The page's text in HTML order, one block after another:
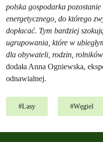
polska gospodarka
energetycznego, do którego
dopłacać. Tym bardziej
ugrupowania, które w
dla obywateli, rodzin,
dodała Anna Ogniewska,
odnawialnej.
#Lasy #Węgiel